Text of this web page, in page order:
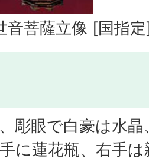
音菩薩立像 [国指
彫眼で白豪は水
に蓮花瓶、右手